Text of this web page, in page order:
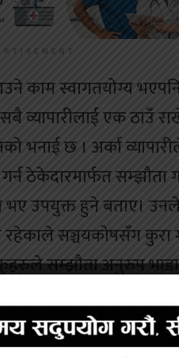
काम स्वागतयोग्य
सबै व्यापारीलाई एक
भनाई छ । अर्का
ठेकेदारमार्फत
भए उपयुक्त हुने बताए।
सञ्चयकोषसँग कुरा
सम्झौता अनुरुप भाडा
पनि उनले जोड दिए।